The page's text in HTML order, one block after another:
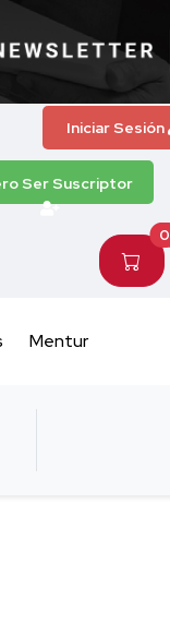
Iniciar Sesión
Ser Suscriptor
0
Mentur